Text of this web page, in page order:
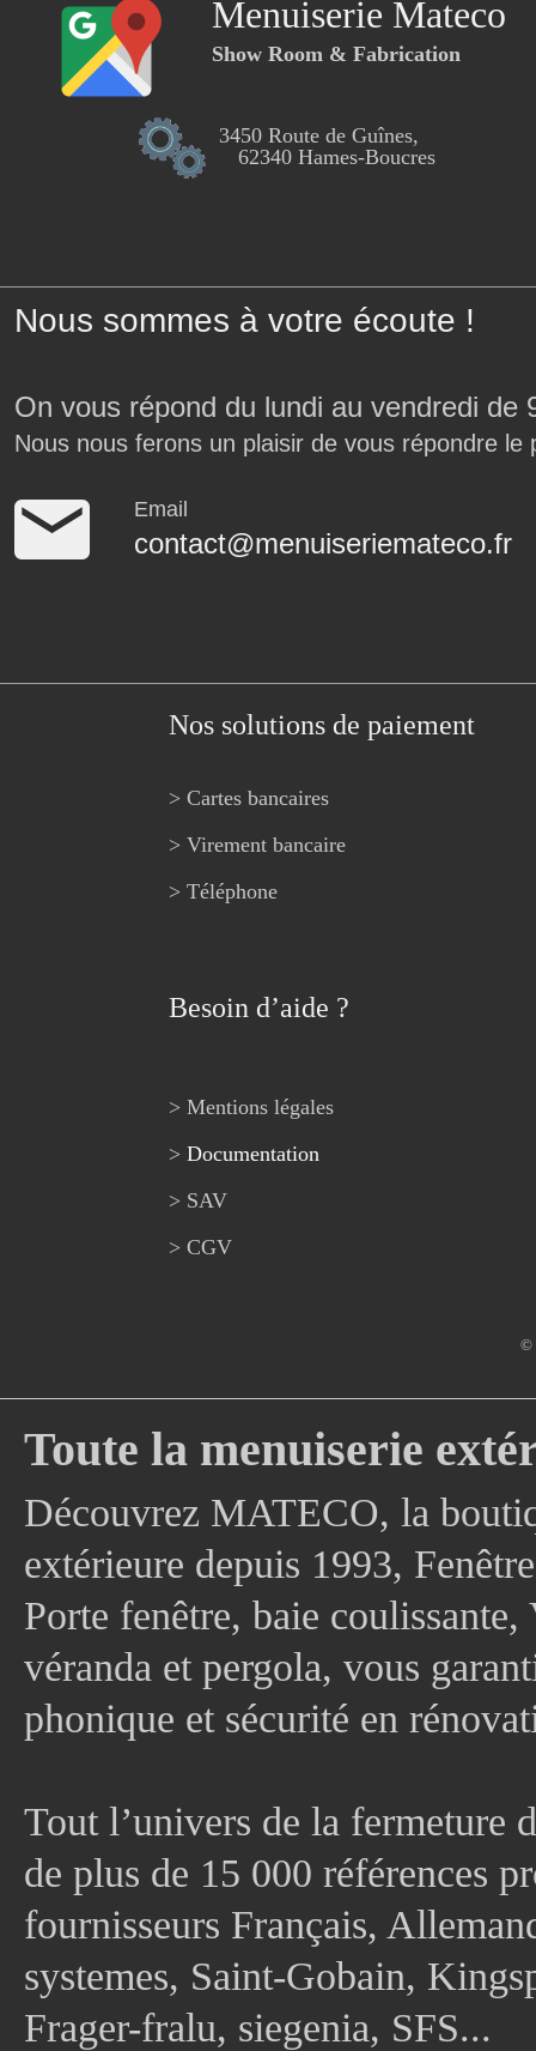
Menuiserie Mateco
Show Room & Fabrication
3450 Route de Guînes,
62340 Hames-Boucres
Nous sommes à votre écoute !
On vous répond du lundi au vendredi
Nous nous ferons un plaisir de vous répondre le
Email
contact@menuiseriemateco.fr
Nos solutions de paiement
> Cartes bancaires
> Virement bancaire
> Téléphone
Besoin d’aide ?
> Mentions légales
> Documentation
> SAV
> CGV
©
Toute la menuiserie
Découvrez MATECO, la
extérieure depuis 1993,
Porte fenêtre, baie
véranda et pergola, vous
phonique et sécurité en
Tout l’univers de la fermeture
de plus de 15 000 références
fournisseurs Français,
systemes, Saint-Gobain,
Frager-fralu, siegenia, SFS...